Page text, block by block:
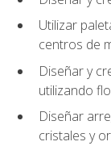
Utilizar
centros de
Diseñar y
utilizando
Diseñar
cristales y